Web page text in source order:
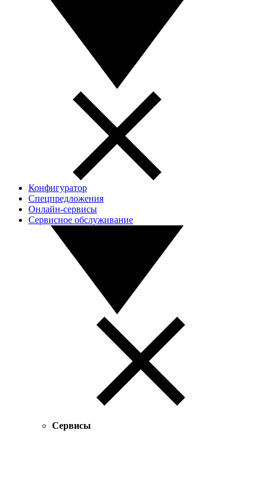
Конфигуратор
Спецпредложения
Онлайн-сервисы
Сервисное обслуживание
Сервисы